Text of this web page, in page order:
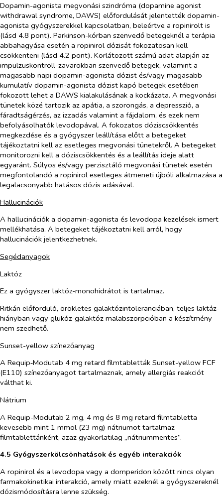
Dopamin-agonista megvonási szindróma (dopamine agonist
withdrawal syndrome, DAWS) előfordulását jelentették dopamin-
agonista gyógyszerekkel kapcsolatban, beleértve a ropinirolt is
(lásd 4.8 pont). Parkinson-kórban szenvedő betegeknél a terápia
abbahagyása esetén a ropinirol dózisát fokozatosan kell
csökkenteni (lásd 4.2 pont). Korlátozott számú adat alapján az
impulzuskontroll-zavarokban szenvedő betegek, valamint a
magasabb napi dopamin-agonista dózist és/vagy magasabb
kumulatív dopamin-agonista dózist kapó betegek esetében
fokozott lehet a DAWS kialakulásának a kockázata. A megvonási
tünetek közé tartozik az apátia, a szorongás, a depresszió, a
fáradtságérzés, az izzadás valamint a fájdalom, és ezek nem
befolyásolhatók levodopával. A fokozatos dóziscsökkentés
megkezdése és a gyógyszer leállítása előtt a betegeket
tájékoztatni kell az esetleges megvonási tünetekről. A betegeket
monitorozni kell a dóziscsökkentés és a leállítás ideje alatt
egyaránt. Súlyos és/vagy perzisztáló megvonási tünetek esetén
megfontolandó a ropinirol esetleges átmeneti újbóli alkalmazása a
legalacsonyabb hatásos dózis adásával.
Hallucinációk
A hallucinációk a dopamin-agonista és levodopa kezelések ismert
mellékhatása. A betegeket tájékoztatni kell arról, hogy
hallucinációk jelentkezhetnek.
Segédanyagok
Laktóz
Ez a gyógyszer laktóz-monohidrátot is tartalmaz.
Ritkán előforduló, örökletes galaktózintoleranciában, teljes laktáz-
hiányban vagy glükóz-galaktóz malabszorpcióban a készítmény
nem szedhető.
Sunset-yellow színezőanyag
A Requip‑Modutab 4 mg retard filmtabletták Sunset-yellow FCF
(E110) színezőanyagot tartalmaznak, amely allergiás reakciót
válthat ki.
Nátrium
A Requip-Modutab 2 mg, 4 mg és 8 mg retard filmtabletta
kevesebb mint 1 mmol (23 mg) nátriumot tartalmaz
filmtablettánként, azaz gyakorlatilag „nátriummentes”.
4.5 Gyógyszerkölcsönhatások és egyéb interakciók
A ropinirol és a levodopa vagy a domperidon között nincs olyan
farmakokinetikai interakció, amely miatt ezeknél a gyógyszereknél
dózismódosításra lenne szükség.